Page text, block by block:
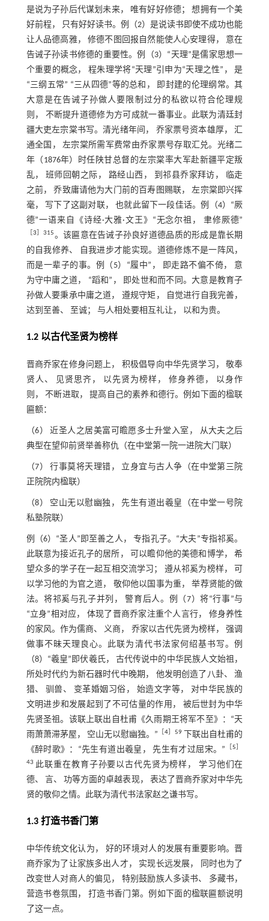
是说为子孙后代谋划未来， 唯有好好修德； 想拥有一个美
好前程， 只有好好读书。例（2）是说读书即使不成功也能
让人品德高雅， 修德不图回报自然能使人心安理得， 意在
告诫子孙读书修德的重要性。例（3）“天理”是儒家思想一
个重要的概念， 程朱理学将“天理”引申为“天理之性”， 是
“三纲五常” “三从四德”等的总和， 即封建的伦理纲常。其
大意是在告诫子孙做人要限制过分的私欲以符合伦理规
则， 不断提升道德修为方可成就一番事业。此联为清廷封
疆大吏左宗棠书写。清光绪年间， 乔家票号资本雄厚， 汇
通全国， 左宗棠所需军费常由乔家票号存取汇兑。光绪二
年（1876年）时任陕甘总督的左宗棠率大军赴新疆平定叛
乱， 班师回朝之际， 路经山西， 到祁县乔家拜访， 临走
之前， 乔致庸请他为大门前的百寿图赐联， 左宗棠即兴挥
毫， 写下了这副对联， 也就此留下一段佳话。例（4）“厥
德”一语来自《诗经·大雅·文王》“无念尔祖， 聿修厥德”
3 ］315。该匾意在告诫子孙良好道德品质的形成是靠长期
的自我修养、 自我进步才能实现。道德修炼不是一阵风，
而是一辈子的事。例（5）“履中”， 即走路不偏不倚， 意
为守中庸之道， “蹈和”， 即处世和而不同。大意是教育子
孙做人要秉承中庸之道， 遵规守矩， 自觉进行自我完善，
达到至善、 至诚； 与人相处要相互礼让， 以和为贵。
1.2 以古代圣贤为榜样
晋商乔家在修身问题上， 积极倡导向中华先贤学习， 敬奉
贤人、 见贤思齐， 以先贤为榜样， 修身养德， 以身作
则， 不断进取， 提高自己的素养和德行。例如下面的楹联
匾额：
（6） 近圣人之居美富可瞻愿多士升堂入室， 从大夫之后
典型在望仰前贤举善称仇（在中堂第一院一进院大门联）
（7） 行事莫将天理错， 立身宜与古人争（在中堂第三院
正院院内楹联）
（8） 空山无以慰幽独， 先生有道出羲皇（在中堂一号院
私塾院联）
例（6）“圣人”即至善之人， 专指孔子。“大夫”专指祁奚。
此联意为接近孔子的居所， 可以瞻仰他的美德和博学， 希
望众多的学子在一起互相交流学习； 遵从祁奚为榜样， 可
以学习他的为官之道， 敬仰他以国事为重， 举荐贤能的做
法。将祁奚与孔子并列， 警育后人。例（7）将“行事”与
“立身”相对应， 体现了晋商乔家注重个人言行， 修身养性
的家风。作为儒商、 义商， 乔家以古代先贤为榜样， 强调
做事不昧天理良心。此联为清代书法家何绍基书写。例
（8）“羲皇”即伏羲氏， 古代传说中的中华民族人文始祖，
所处时代约为新石器时代中晚期， 他发明创造了八卦、 渔
猎、 驯兽、 变革婚姻习俗， 始造文字等， 对中华民族的
文明进步和发展起到了不可估量的作用， 被后世封为中华
先贤圣祖。该联上联出自杜甫《久雨期王将军不至》：“天
雨萧萧滞茅屋， 空山无以慰幽独。” ［4 ］59
下联出自杜甫的
《醉时歌》：“先生有道出羲皇， 先生有才过屈宋。”
［5
43 此联重在教育子孙要以古代先贤为榜样， 学习他们在
德、 言、 功等方面的卓越表现， 表达了晋商乔家对中华先
贤的敬仰之情。此联为清代书法家赵之谦书写。
1.3 打造书香门第
中华传统文化认为， 好的环境对人的发展有重要影响。晋
商乔家为了让家族多出人才， 实现长远发展， 同时也为了
改变世人对商人的偏见， 特别鼓励族人多读书、 多藏书，
营造书卷氛围， 打造书香门第。例如下面的楹联匾额说明
了这一点。